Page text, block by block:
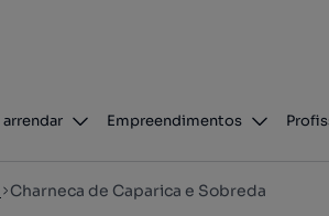
arrendar Empreendimentos
Charneca de Caparica e Sobreda